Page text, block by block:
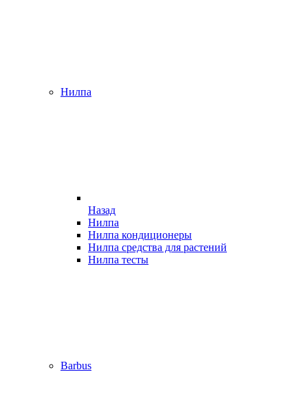
Нилпа
Назад
Нилпа
Нилпа кондиционеры
Нилпа средства для растений
Нилпа тесты
Barbus